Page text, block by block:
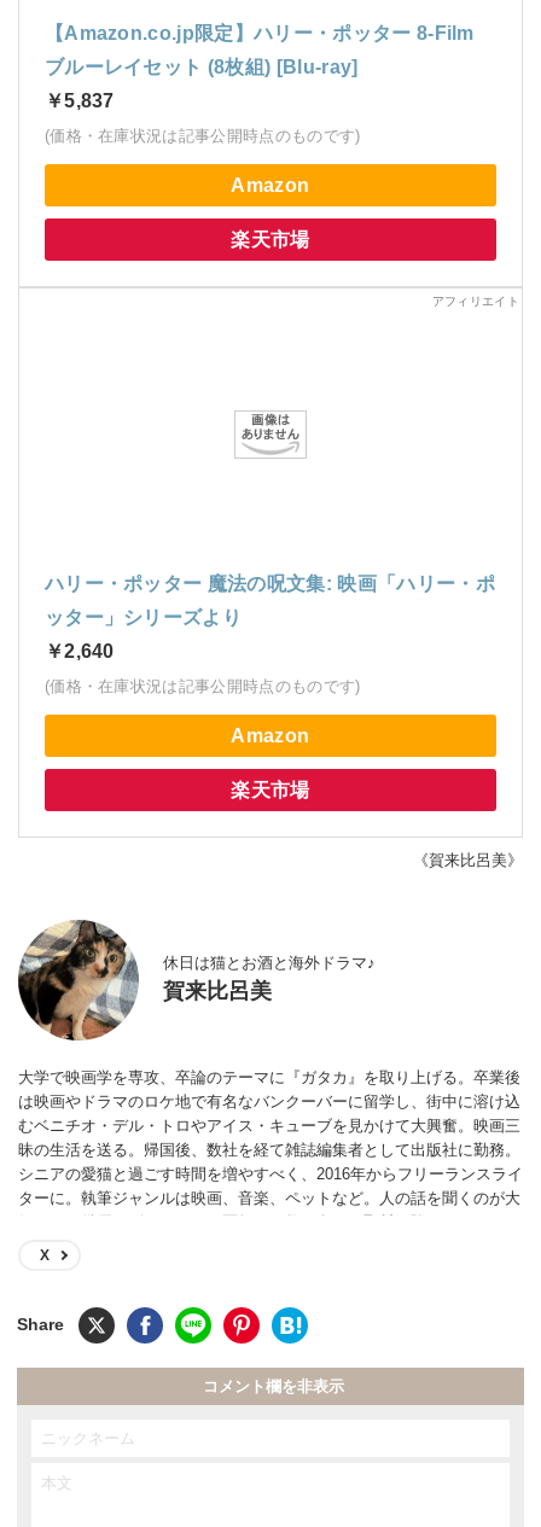
【Amazon.co.jp限定】ハリー・ポッター 8-Film
ブルーレイセット (8枚組) [Blu-ray]
￥5,837
(価格・在庫状況は記事公開時点のものです)
Amazon
楽天市場
ハリー・ポッター 魔法の呪文集: 映画「ハリー・ポ
ッター」シリーズより
￥2,640
(価格・在庫状況は記事公開時点のものです)
Amazon
楽天市場
《賀来比呂美》
休日は猫とお酒と海外ドラマ♪
賀来比呂美
大学で映画学を専攻、卒論のテーマに『ガタカ』を取り上げる。卒業後
は映画やドラマのロケ地で有名なバンクーバーに留学し、街中に溶け込
むベニチオ・デル・トロやアイス・キューブを見かけて大興奮。映画三
昧の生活を送る。帰国後、数社を経て雑誌編集者として出版社に勤務。
シニアの愛猫と過ごす時間を増やすべく、2016年からフリーランスライ
ターに。執筆ジャンルは映画、音楽、ペットなど。人の話を聞くのが大
X
コメント欄を非表示